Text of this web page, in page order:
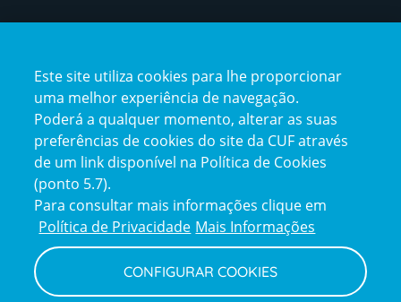
certification2certification3
Reclamações
e
elogios
Este site utiliza cookies para lhe proporcionar
uma melhor experiência de navegação.
Poderá a qualquer momento, alterar as suas
preferências de cookies do site da CUF através
de um link disponível na Política de Cookies
(ponto 5.7).
Para consultar mais informações clique em
Política de Privacidade Mais Informações
CONFIGURAR COOKIES